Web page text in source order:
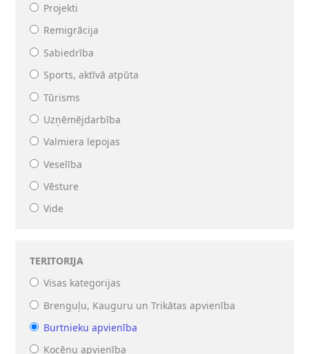
Projekti
Remigrācija
Sabiedrība
Sports, aktīvā atpūta
Tūrisms
Uzņēmējdarbība
Valmiera lepojas
Veselība
Vēsture
Vide
TERITORIJA
Visas kategorijas
Brenguļu, Kauguru un Trikātas apvienība
Burtnieku apvienība
Kocēnu apvienība